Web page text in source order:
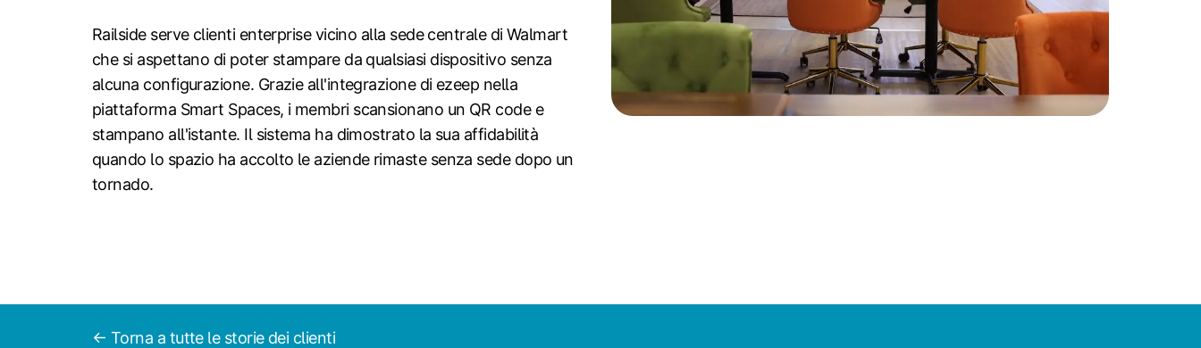
Railside serve clienti enterprise vicino alla sede centrale di Walmart
che si aspettano di poter stampare da qualsiasi dispositivo senza
alcuna configurazione. Grazie all'integrazione di ezeep nella
piattaforma Smart Spaces, i membri scansionano un QR code e
stampano all'istante. Il sistema ha dimostrato la sua affidabilità
quando lo spazio ha accolto le aziende rimaste senza sede dopo un
tornado.
← Torna a tutte le storie dei clienti